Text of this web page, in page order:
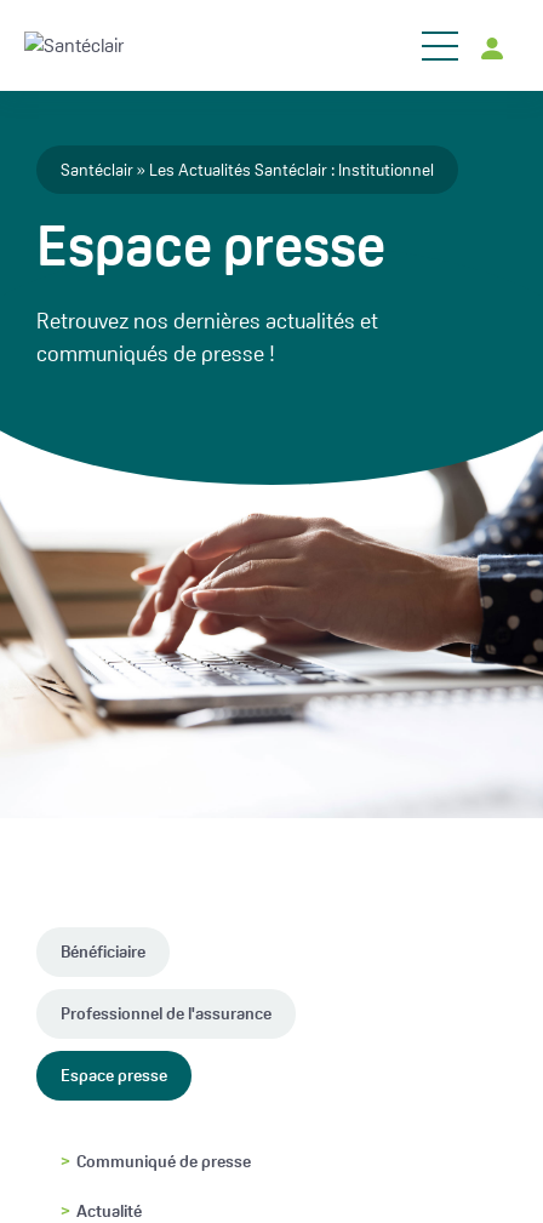
Fil d'Ariane
Santéclair Les Actualités Santéclair : Institutionnel
Espace presse
Retrouvez nos dernières actualités et
communiqués de presse !
Bénéficiaire
Professionnel de l'assurance
Espace presse
Communiqué de presse
Actualité